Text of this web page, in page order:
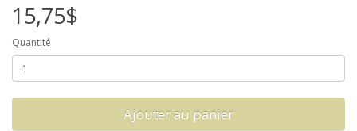
15,75$
Quantité
Ajouter au panier